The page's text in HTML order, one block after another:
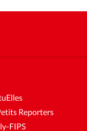
Reporters
FIPS